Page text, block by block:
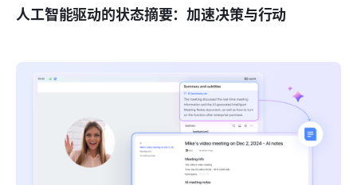
人工智能驱动的状态摘要：加速决策与行动